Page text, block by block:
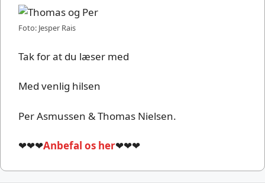
Foto: Jesper Rais
Tak for at du læser med
Med venlig hilsen
Per Asmussen & Thomas Nielsen.
❤❤❤Anbefal os her❤❤❤